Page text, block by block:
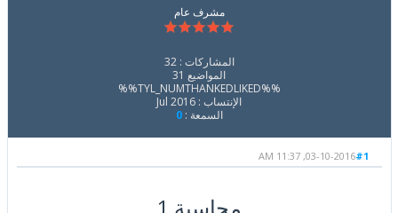
مشرف عام
المشاركات : 32
المواضيع 31
%%TYL_NUMTHANKEDLIKED%%
الإنتساب : Jul 2016
السمعة :0
#1
03-10-2016, 11:37 AM
محاسبة 1